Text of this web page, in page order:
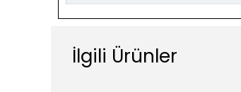
İlgili Ürünler